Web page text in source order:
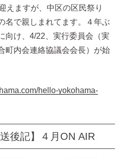
えますが、中区の区民祭り
名で親しまれてます。４年ぶ
向け、4/22、実行委員会（実
町内会連絡協議会会長）が始
hello-yokohama-
後記】４月ON AIR